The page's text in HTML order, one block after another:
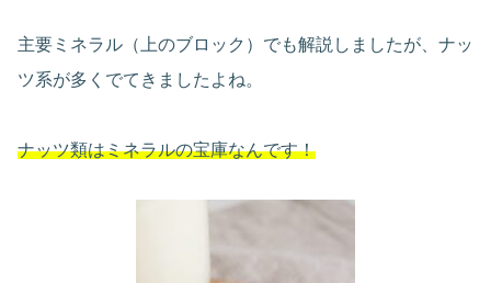
主要ミネラル（上のブロック）でも解説しましたが、ナッ
ツ系が多くでてきましたよね。
ナッツ類はミネラルの宝庫なんです！